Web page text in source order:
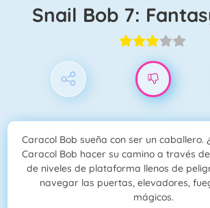
Snail Bob 7:
Caracol Bob sueña con ser un caballero.
Caracol Bob hacer su camino a través
de niveles de plataforma llenos de
navegar las puertas, elevadores,
mágicos.